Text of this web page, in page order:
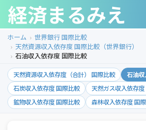
経済まるみえ
ホーム
世界銀行 国際比較
天然資源収入依存度 国際比較（世界銀行）
石油収入依存度 国際比較
天然資源収入依存度（合計） 国際比較
石油
石炭収入依存度 国際比較
天然ガス収入依存
鉱物収入依存度 国際比較
森林収入依存度 国